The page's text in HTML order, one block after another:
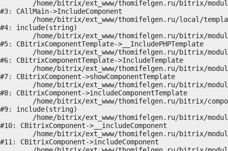
#3: CAllMain->IncludeComponent
#4: include(string)
#5: CBitrixComponentTemplate->__IncludePHPTemplate
#6: CBitrixComponentTemplate->IncludeTemplate
#7: CBitrixComponent->showComponentTemplate
#8: CBitrixComponent->includeComponentTemplate
#9: include(string)
#10: CBitrixComponent->__includeComponent
#11: CBitrixComponent->includeComponent